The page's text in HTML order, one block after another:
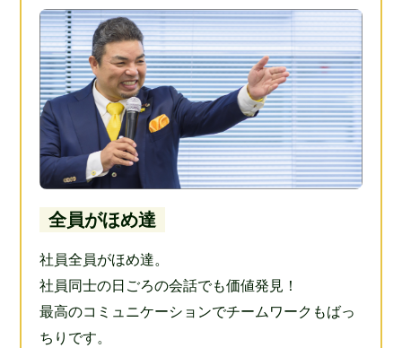
全員がほめ達
社員全員がほめ達。
社員同士の日ごろの会話でも価値発見！
最高のコミュニケーションでチームワークもばっ
ちりです。